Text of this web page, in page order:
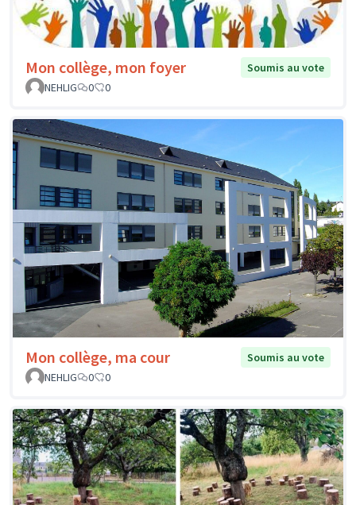
Mon collège, mon foyer
Soumis au vote
NEHLIG
0 0
Mon collège, ma cour
Soumis au vote
NEHLIG
0 0